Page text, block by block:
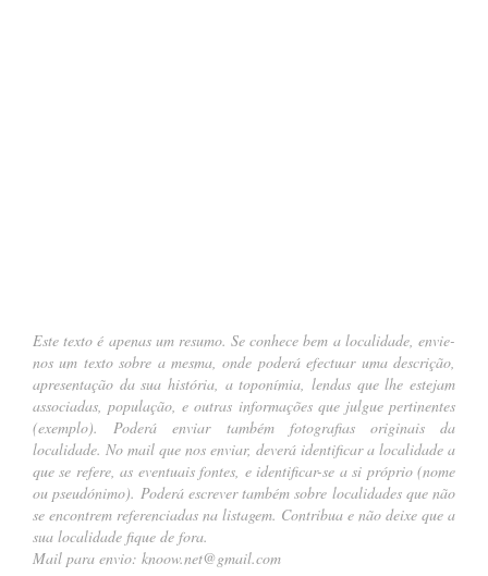
Este texto é apenas um resumo. Se conhece bem a localidade, envie-
nos um texto sobre a mesma, onde poderá efectuar uma descrição,
apresentação da sua história, a toponímia, lendas que lhe estejam
associadas, população, e outras informações que julgue pertinentes
(exemplo). Poderá enviar também fotografias originais da
localidade. No mail que nos enviar, deverá identificar a localidade a
que se refere, as eventuais fontes, e identificar-se a si próprio (nome
ou pseudónimo). Poderá escrever também sobre localidades que não
se encontrem referenciadas na listagem. Contribua e não deixe que a
sua localidade fique de fora.
Mail para envio: knoow.net@gmail.com